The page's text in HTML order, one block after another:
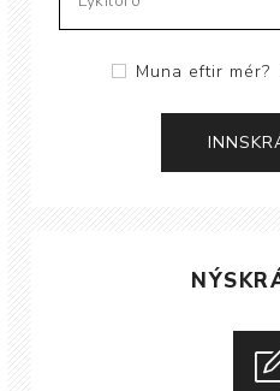
Muna eftir mér?